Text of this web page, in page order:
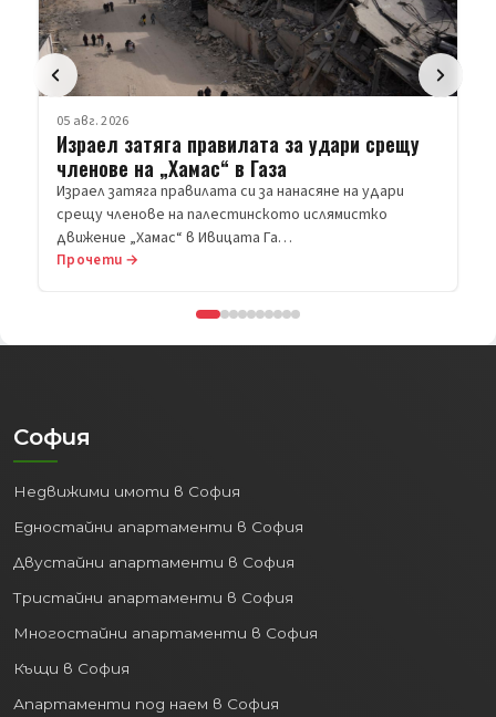
Прочети →
София
Недвижими имоти в София
Едностайни апартаменти в София
Двустайни апартаменти в София
Тристайни апартаменти в София
Многостайни апартаменти в София
Къщи в София
Апартаменти под наем в София